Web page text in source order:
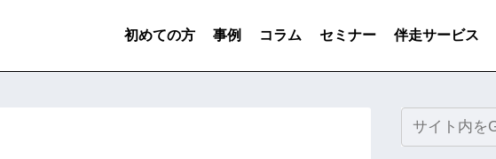
初めての方 事例 コラム セミナー 伴走サービス